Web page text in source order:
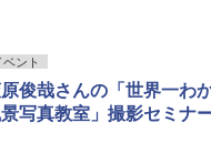
ベント
俊哉さんの「世界一わ
写真教室」撮影セミナ